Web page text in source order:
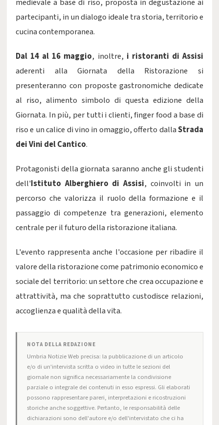
medievale a base di riso, proposta in degustazione ai
partecipanti, in un dialogo ideale tra storia, territorio e
cucina contemporanea.
Dal 14 al 16 maggio, inoltre, i ristoranti di Assisi
aderenti alla Giornata della Ristorazione si
presenteranno con proposte gastronomiche dedicate
al riso, alimento simbolo di questa edizione della
Giornata. In più, per tutti i clienti, finger food a base di
riso e un calice di vino in omaggio, offerto dallaStrada
dei Vini del Cantico.
Protagonisti della giornata saranno anche gli studenti
dell'Istituto Alberghiero di Assisi, coinvolti in un
percorso che valorizza il ruolo della formazione e il
passaggio di competenze tra generazioni, elemento
centrale per il futuro della ristorazione italiana.
L'evento rappresenta anche l'occasione per ribadire il
valore della ristorazione come patrimonio economico e
sociale del territorio: un settore che crea occupazione e
attrattività, ma che soprattutto custodisce relazioni,
accoglienza e qualità della vita.
NOTA DELLA REDAZIONE
Umbria Notizie Web precisa: la pubblicazione di un articolo
e/o di un'intervista scritta o video in tutte le sezioni del
giornale non significa necessariamente la condivisione
parziale o integrale dei contenuti in esso espressi. Gli elaborati
possono rappresentare pareri, interpretazioni e ricostruzioni
storiche anche soggettive. Pertanto, le responsabilità delle
dichiarazioni sono dell'autore e/o dell'intervistato che ci ha